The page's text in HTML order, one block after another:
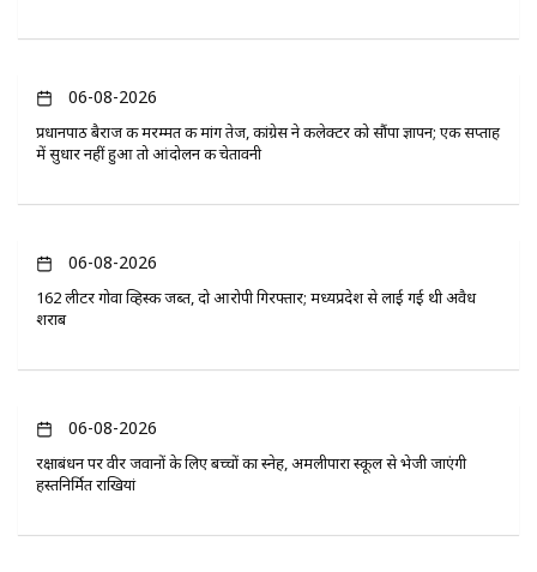
06-08-2026
प्रधानपाठ बैराज की मरम्मत की मांग तेज, कांग्रेस ने कलेक्टर को सौंपा ज्ञापन; एक सप्ताह
में सुधार नहीं हुआ तो आंदोलन की चेतावनी
06-08-2026
162 लीटर गोवा व्हिस्की जब्त, दो आरोपी गिरफ्तार; मध्यप्रदेश से लाई गई थी अवैध
शराब
06-08-2026
रक्षाबंधन पर वीर जवानों के लिए बच्चों का स्नेह, अमलीपारा स्कूल से भेजी जाएंगी
हस्तनिर्मित राखियां